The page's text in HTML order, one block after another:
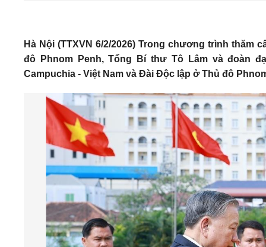
Hà Nội (TTXVN 6/2/2026) Trong chương trình thăm
đô Phnom Penh, Tổng Bí thư Tô Lâm và đoàn
Campuchia - Việt Nam và Đài Độc lập ở Thủ đô